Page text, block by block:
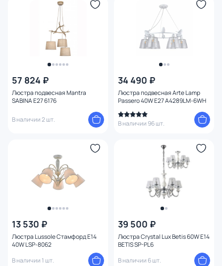
57 824 ₽
Люстра подвесная Mantra
SABINA E27 6176
В наличии 2 шт.
34 490 ₽
Люстра подвесная Arte Lamp
Passero 40W E27 A4289LM-6WH
В наличии 96 шт.
13 530 ₽
Люстра Lussole Стамфорд E14
40W LSP-8062
В наличии 1 шт.
39 500 ₽
Люстра Crystal Lux Betis 60W E14
BETIS SP-PL6
В наличии 6 шт.